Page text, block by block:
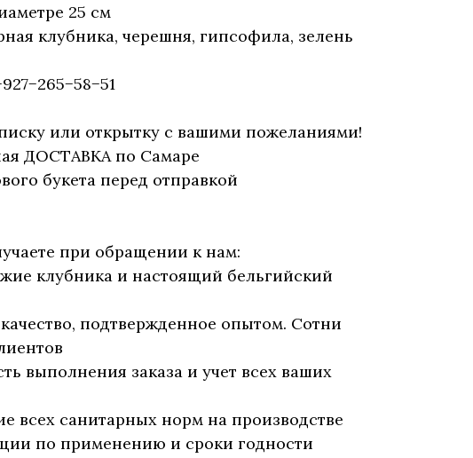
25 см
клубника, черешня, гипсофила, зелень
или открытку с вашими пожеланиями!
ДОСТАВКА по Самаре
букета перед отправкой
при обращении к нам:
клубника и настоящий бельгийский
подтвержденное опытом. Сотни
выполнения заказа и учет всех ваших
всех санитарных норм на производстве
по применению и сроки годности